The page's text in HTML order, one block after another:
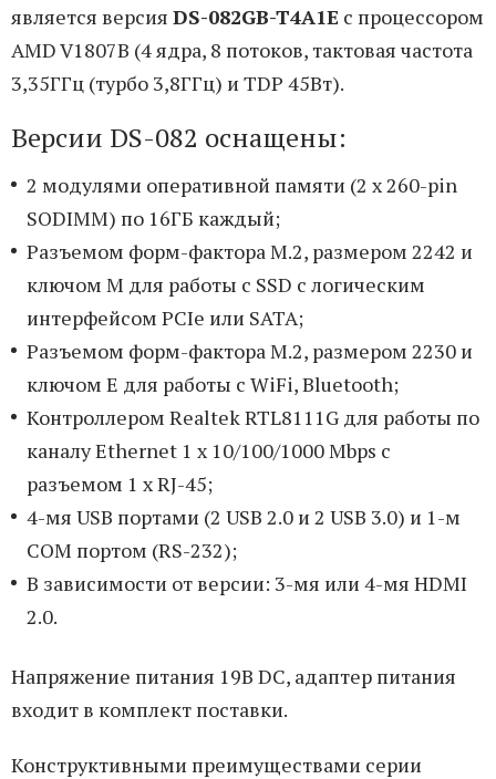
является версия DS-082GB-T4A1E с процессором
AMD V1807B (4 ядра, 8 потоков, тактовая частота
3,35ГГц (турбо 3,8ГГц) и TDP 45Вт).
Версии DS-082 оснащены:
2 модулями оперативной памяти (2 x 260-pin
SODIMM) по 16ГБ каждый;
Разъемом форм-фактора M.2, размером 2242 и
ключом M для работы с SSD с логическим
интерфейсом PCIe или SATA;
Разъемом форм-фактора M.2, размером 2230 и
ключом E для работы с WiFi, Bluetooth;
Контроллером Realtek RTL8111G для работы по
каналу Ethernet 1 x 10/100/1000 Mbps с
разъемом 1 x RJ-45;
4-мя USB портами (2 USB 2.0 и 2 USB 3.0) и 1-м
COM портом (RS-232);
В зависимости от версии: 3-мя или 4-мя HDMI
2.0.
Напряжение питания 19В DC, адаптер питания
входит в комплект поставки.
Конструктивными преимуществами серии